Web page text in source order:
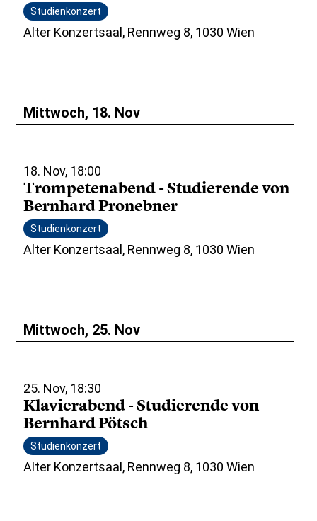
Studienkonzert
Alter Konzertsaal, Rennweg 8, 1030 Wien
Mittwoch, 18. Nov
18. Nov, 18:00
Trompetenabend - Studierende von
Bernhard Pronebner
Studienkonzert
Alter Konzertsaal, Rennweg 8, 1030 Wien
Mittwoch, 25. Nov
25. Nov, 18:30
Klavierabend - Studierende von
Bernhard Pötsch
Studienkonzert
Alter Konzertsaal, Rennweg 8, 1030 Wien